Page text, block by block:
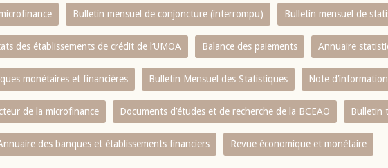
Bulletin mensuel de conjoncture (interrompu) Bulletin mensuel de
des établissements de crédit de l‘UMOA Balance des paiements Annuaire
monétaires et financières Bulletin Mensuel des Statistiques Note d’information
de la microfinance Documents d’études et de recherche de la BCEAO Bulletin
des banques et établissements financiers Revue économique et monétaire